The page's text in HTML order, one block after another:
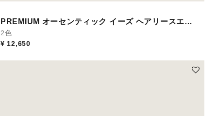
PREMIUM オーセンティック イーズ ヘアリースエー
ド
2色
¥ 12,650